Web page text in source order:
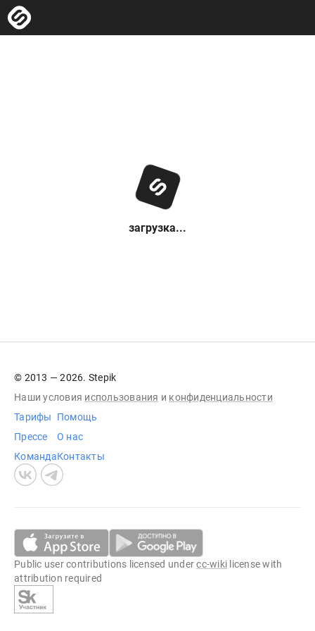
загрузка...
© 2013 — 2026. Stepik
Наши условия использования и конфиденциальности
Тарифы
Прессе
Команда
Помощь
О нас
Контакты
Public user contributions licensed undercc-wiki license with
attribution required